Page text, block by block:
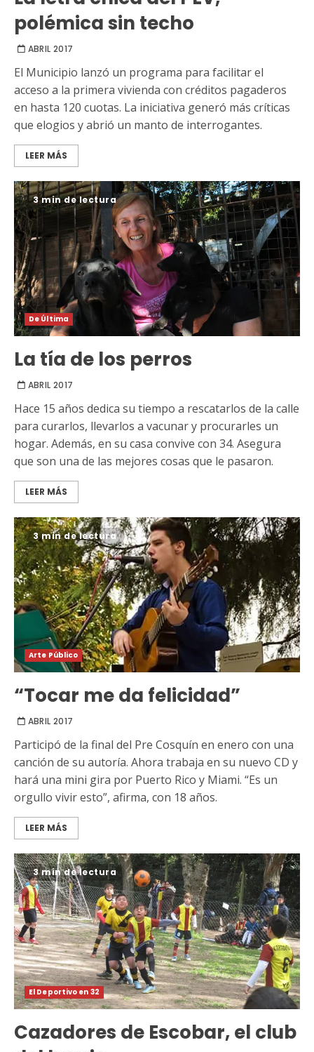
polémica sin techo
ABRIL 2017
El Municipio lanzó un programa para facilitar el
acceso a la primera vivienda con créditos pagaderos
en hasta 120 cuotas. La iniciativa generó más críticas
que elogios y abrió un manto de interrogantes.
LEER MÁS
3 min de lectura
De Última
La tía de los perros
ABRIL 2017
Hace 15 años dedica su tiempo a rescatarlos de la calle
para curarlos, llevarlos a vacunar y procurarles un
hogar. Además, en su casa convive con 34. Asegura
que son una de las mejores cosas que le pasaron.
LEER MÁS
3 min de lectura
Arte Público
“Tocar me da felicidad”
ABRIL 2017
Participó de la final del Pre Cosquín en enero con una
canción de su autoría. Ahora trabaja en su nuevo CD y
hará una mini gira por Puerto Rico y Miami. “Es un
orgullo vivir esto”, afirma, con 18 años.
LEER MÁS
3 min de lectura
El Deportivo en 32
Cazadores de Escobar, el club